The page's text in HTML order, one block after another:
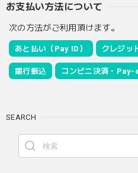
お支払い方法について
次の方法がご利用頂けます。
あと払い（Pay ID） クレジッ
銀行振込 コンビニ決済・Pay-
SEARCH